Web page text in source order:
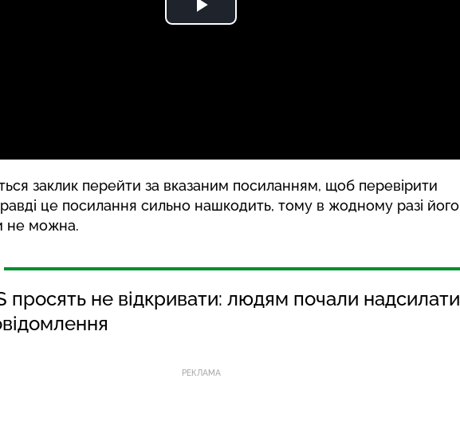
заклик перейти за вказаним посиланням, щоб перевірити
це посилання сильно нашкодить, тому в жодному разі його
не можна.
просять не відкривати: людям почали надсилати
РЕКЛАМА